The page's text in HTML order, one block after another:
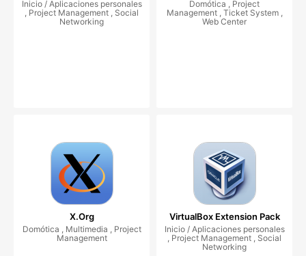
Inicio / Aplicaciones personales
, Project Management , Social
Networking
Domótica , Project
Management , Ticket System ,
Web Center
X.Org
Domótica , Multimedia , Project
Management
VirtualBox Extension Pack
Inicio / Aplicaciones personales
, Project Management , Social
Networking